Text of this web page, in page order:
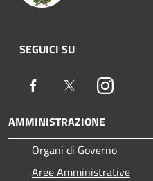
SEGUICI SU
Facebook TwitterInstagram
AMMINISTRAZIONE
Organi di Governo
Aree Amministrative